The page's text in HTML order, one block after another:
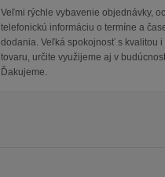
Veľmi rýchle vybavenie objednávky,
telefonickú informáciu o termíne a
dodania. Veľká spokojnosť s kvalitou i
tovaru, určite využijeme aj v
Ďakujeme.